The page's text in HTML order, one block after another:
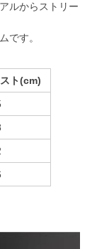
ルからストリー
です。
ト(cm)